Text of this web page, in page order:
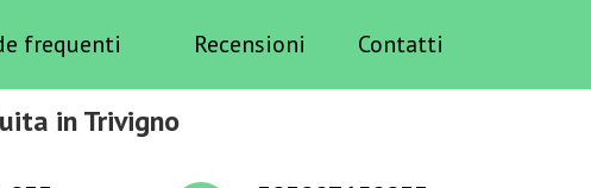
frequenti Recensioni Contatti
in Trivigno